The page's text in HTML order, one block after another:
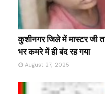
कुशीनगर जिले में मास्टर जी
भर कमरे में ही बंद रह गया
August 27, 2025